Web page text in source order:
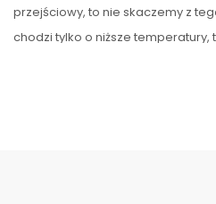
przejściowy, to nie skaczemy z
chodzi tylko o niższe temperatury,